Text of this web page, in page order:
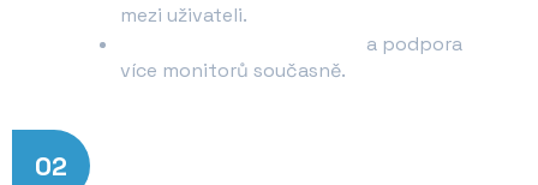
mezi uživateli.
a podpora
více monitorů současně.
02